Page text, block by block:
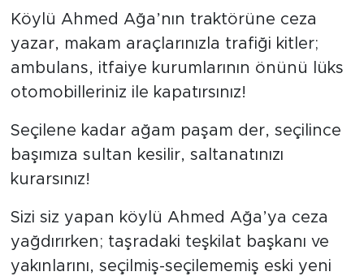
Köylü Ahmed Ağa’nın traktörüne ceza
yazar, makam araçlarınızla trafiği kitler;
ambulans, itfaiye kurumlarının önünü lüks
otomobilleriniz ile kapatırsınız!
Seçilene kadar ağam paşam der, seçilince
başımıza sultan kesilir, saltanatınızı
kurarsınız!
Sizi siz yapan köylü Ahmed Ağa’ya ceza
yağdırırken; taşradaki teşkilat başkanı ve
yakınlarını, seçilmiş-seçilememiş eski yeni